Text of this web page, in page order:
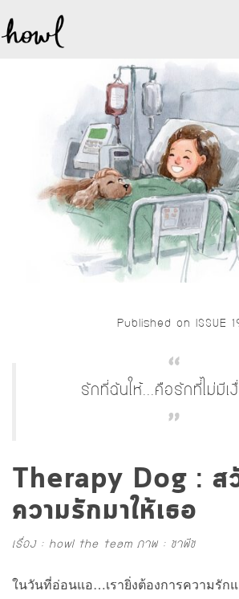
Published on ISSUE
รักที่ฉันให้...คือรักที่ไม่มีเงื่
Therapy Dog : ส
ความรักมาให้เธอ
เรื่อง : howl the team ภาพ : ชาพีช
ในวันที่อ่อนแอ…เรายิ่งต้องการความรัก